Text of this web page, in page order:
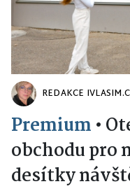
REDAKCE
Premium •
obchodu pro
desítky